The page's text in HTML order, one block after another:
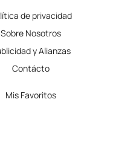
de privacidad
Sobre Nosotros
y Alianzas
Contácto
Mis Favoritos